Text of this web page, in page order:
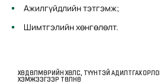
Ажилгүйдлийн тэтгэмж;
Шимтгэлийн хөнгөлөлт.
ХӨДӨЛМӨРИЙН ХӨЛС, ТҮҮНТЭЙ АДИЛТГАХ
ХЭМЖЭЭГЭЭР ТӨЛНӨ